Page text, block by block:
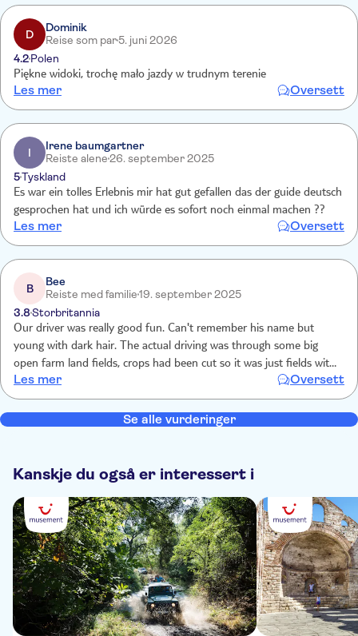
traditional costumes for photos instead of local performers
showcasing authentic traditions. The chaotic, overcrowded rakia
tasting was a poor ending.
D
Dominik
Reise som par5. juni 2026
4.2Polen
Piękne widoki, trochę mało jazdy w trudnym terenie
Les mer Oversett
I
Irene baumgartner
Reiste alene26. september 2025
5Tyskland
Es war ein tolles Erlebnis mir hat gut gefallen das der guide deutsch
gesprochen hat und ich würde es sofort noch einmal machen ??
Les mer Oversett
B
Bee
Reiste med familie19. september 2025
3.8Storbritannia
Our driver was really good fun. Can't remember his name but
young with dark hair. The actual driving was through some big
open farm land fields, crops had been cut so it was just fields with
dust rd track. The terrain was fine as you did feel a little bit of up
and down the landscape. We went through 3 little river areas which
was in some shaded tree areas, that was fun water splashing
Les mer Oversett
Se alle vurderinger
Kanskje du også er interessert i